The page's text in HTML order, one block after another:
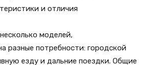
и отличия
моделей,
разные потребности: городской
езду и дальние поездки. Общие